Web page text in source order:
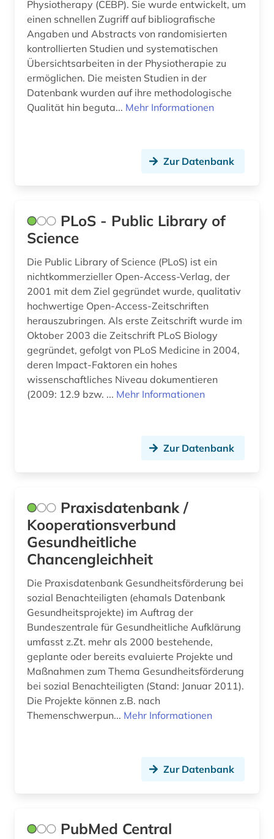
Physiotherapy (CEBP). Sie wurde entwickelt, um
einen schnellen Zugriff auf bibliografische
Angaben und Abstracts von randomisierten
kontrollierten Studien und systematischen
Übersichtsarbeiten in der Physiotherapie zu
ermöglichen. Die meisten Studien in der
Datenbank wurden auf ihre methodologische
Qualität hin beguta... Mehr Informationen
Zur Datenbank
PLoS - Public Library of
Science
Die Public Library of Science (PLoS) ist ein
nichtkommerzieller Open-Access-Verlag, der
2001 mit dem Ziel gegründet wurde, qualitativ
hochwertige Open-Access-Zeitschriften
herauszubringen. Als erste Zeitschrift wurde im
Oktober 2003 die Zeitschrift PLoS Biology
gegründet, gefolgt von PLoS Medicine in 2004,
deren Impact-Faktoren ein hohes
wissenschaftliches Niveau dokumentieren
(2009: 12.9 bzw. ... Mehr Informationen
Zur Datenbank
Praxisdatenbank /
Kooperationsverbund
Gesundheitliche
Chancengleichheit
Die Praxisdatenbank Gesundheitsförderung bei
sozial Benachteiligten (ehamals Datenbank
Gesundheitsprojekte) im Auftrag der
Bundeszentrale für Gesundheitliche Aufklärung
umfasst z.Zt. mehr als 2000 bestehende,
geplante oder bereits evaluierte Projekte und
Maßnahmen zum Thema Gesundheitsförderung
bei sozial Benachteiligten (Stand: Januar 2011).
Die Projekte können z.B. nach
Themenschwerpun... Mehr Informationen
Zur Datenbank
PubMed Central